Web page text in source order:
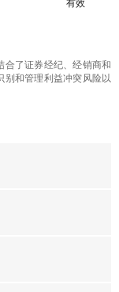
有效
合了证券经纪、经销商和
和管理利益冲突风险以